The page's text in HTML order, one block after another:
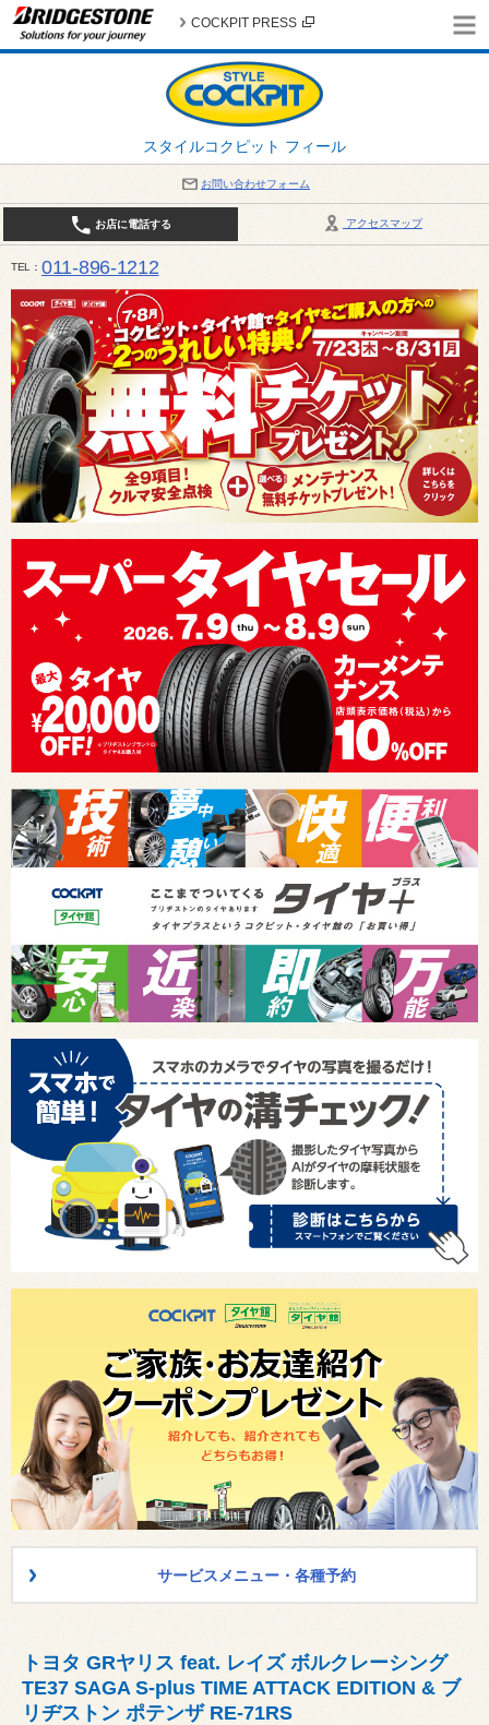
スタイルコクピット フィール
COCKPIT PRESS
お問い合わせフォーム
アクセスマップ
お店に電話する
TEL 011-896-1212
平日・日・祝日：作業受付10:00～17:30 、商談受付は10:00～18:00 まで 営業時間は10:00～
受け出来ない場合がございます。店舗までお問い合わせください。電話も込み合うことが予想さ
日：2026年8月の定休日 毎週 火曜日と水曜日 8月10日(月曜日) から 8月14日(金曜
サービスメニュー・各種予約
トヨタ GRヤリス feat. レイズ ボルクレーシング
TE37 SAGA S-plus TIME ATTACK EDITION & ブ
リヂストン ポテンザ RE-71RS